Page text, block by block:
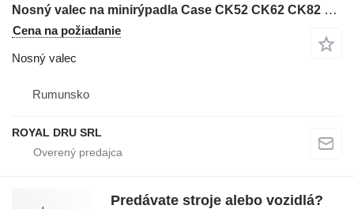
Nosný valec na minirýpadla Case CK52 CK62 CK82 CX14 CX15STR CX16
Cena na požiadanie
Nosný valec
Rumunsko
ROYAL DRU SRL
Predávate stroje alebo vozidlá?